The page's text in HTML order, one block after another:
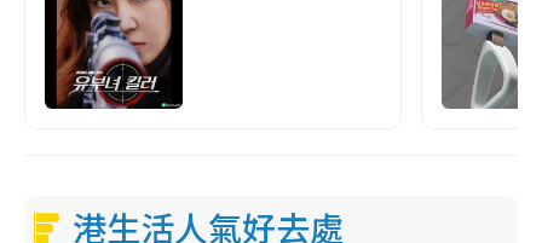
港生活人氣好去處